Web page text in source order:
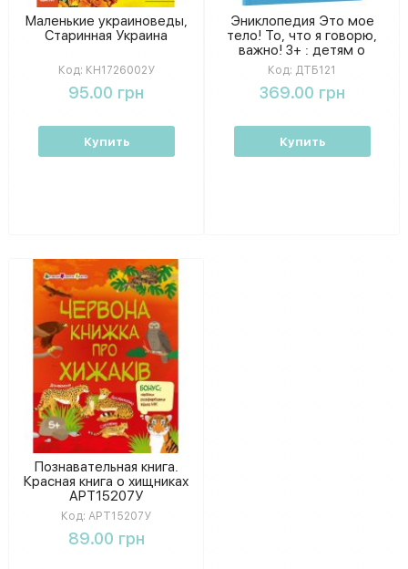
Маленькие украиноведы,
Старинная Украина
Код: КН1726002У
95.00 грн
Купить
Эниклопедия Это мое
тело! То, что я говорю,
важно! 3+ : детям о
навыках личной
безопасности 4MAMAS
ДТБ121
Код: ДТБ121
369.00 грн
Купить
Познавательная книга.
Красная книга о хищниках
АРТ15207У
Код: АРТ15207У
89.00 грн